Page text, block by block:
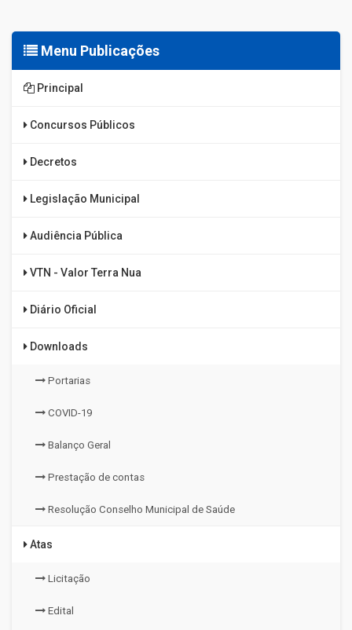
Menu Publicações
Principal
Concursos Públicos
Decretos
Legislação Municipal
Audiência Pública
VTN - Valor Terra Nua
Diário Oficial
Downloads
Portarias
COVID-19
Balanço Geral
Prestação de contas
Resolução Conselho Municipal de Saúde
Atas
Licitação
Edital